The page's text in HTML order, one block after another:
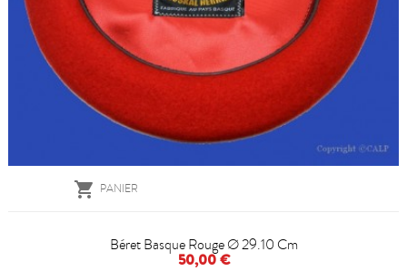
 PANIER
Béret Basque Rouge Ø 29.10 Cm
50,00 €